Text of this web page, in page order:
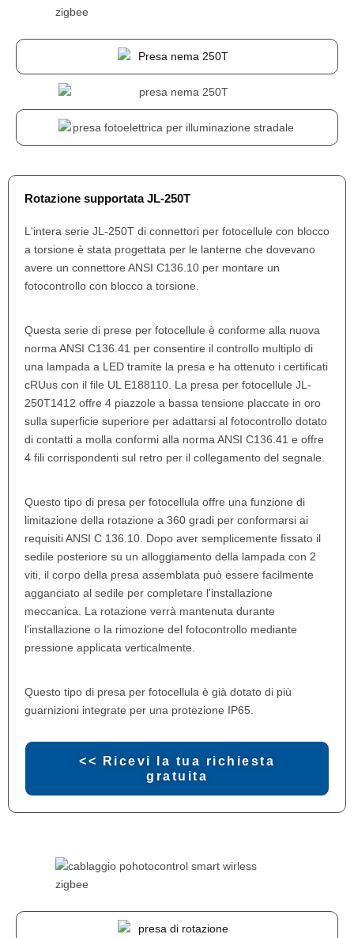
Rotazione supportata JL-250T
L'intera serie JL-250T di connettori per fotocellule con blocco
a torsione è stata progettata per le lanterne che dovevano
avere un connettore ANSI C136.10 per montare un
fotocontrollo con blocco a torsione.
Questa serie di prese per fotocellule è conforme alla nuova
norma ANSI C136.41 per consentire il controllo multiplo di
una lampada a LED tramite la presa e ha ottenuto i certificati
cRUus con il file UL E188110. La presa per fotocellule JL-
250T1412 offre 4 piazzole a bassa tensione placcate in oro
sulla superficie superiore per adattarsi al fotocontrollo dotato
di contatti a molla conformi alla norma ANSI C136.41 e offre
4 fili corrispondenti sul retro per il collegamento del segnale.
Questo tipo di presa per fotocellula offre una funzione di
limitazione della rotazione a 360 gradi per conformarsi ai
requisiti ANSI C 136.10. Dopo aver semplicemente fissato il
sedile posteriore su un alloggiamento della lampada con 2
viti, il corpo della presa assemblata può essere facilmente
agganciato al sedile per completare l'installazione
meccanica. La rotazione verrà mantenuta durante
l'installazione o la rimozione del fotocontrollo mediante
pressione applicata verticalmente.
Questo tipo di presa per fotocellula è già dotato di più
guarnizioni integrate per una protezione IP65.
<< Ricevi la tua richiesta
gratuita